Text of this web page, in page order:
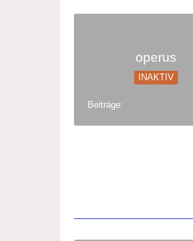
operus
INAKTIV
Beiträge